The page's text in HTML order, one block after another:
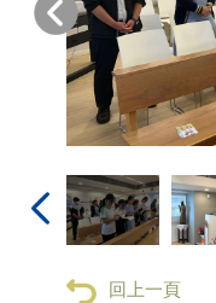
回上一頁